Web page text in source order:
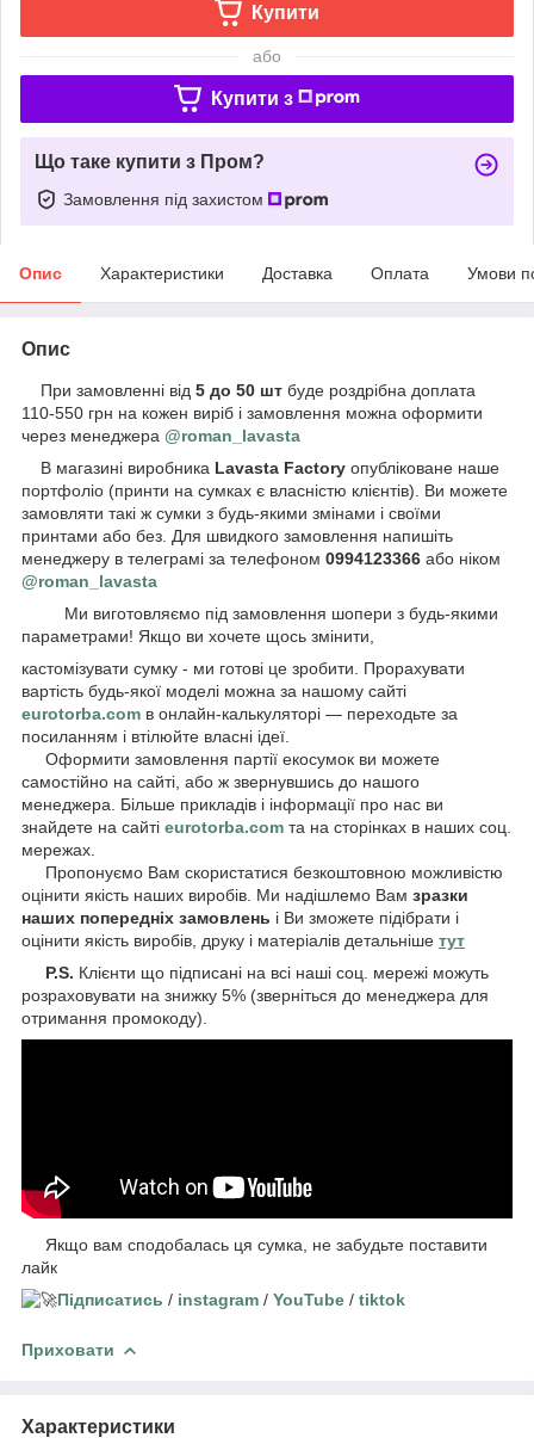
Купити
або
Купити з
Що таке купити з Пром?
Замовлення під захистом
Опис Характеристики Доставка Оплата Умови
Опис
При замовленні від 5 до 50 шт буде роздрібна доплата
110-550 грн на кожен виріб і замовлення можна оформити
через менеджера @roman_lavasta
В магазині виробника Lavasta Factory опубліковане наше
портфоліо (принти на сумках є власністю клієнтів). Ви можете
замовляти такі ж сумки з будь-якими змінами і своїми
принтами або без. Для швидкого замовлення напишіть
менеджеру в телеграмі за телефоном 0994123366 або ніком
@roman_lavasta
Ми виготовляємо під замовлення шопери з будь-якими
параметрами! Якщо ви хочете щось змінити,
кастомізувати сумку - ми готові це зробити. Прорахувати
вартість будь-якої моделі можна за нашому сайті
eurotorba.com в онлайн-калькуляторі — переходьте за
посиланням і втілюйте власні ідеї.
Оформити замовлення партії екосумок ви можете
самостійно на сайті, або ж звернувшись до нашого
менеджера. Більше прикладів і інформації про нас ви
знайдете на сайті eurotorba.com та на сторінках в наших соц.
мережах.
Пропонуємо Вам скористатися безкоштовною можливістю
оцінити якість наших виробів. Ми надішлемо Вам зразки
наших попередніх замовлень і Ви зможете підібрати і
оцінити якість виробів, друку і матеріалів детальніше тут
P.S. Клієнти що підписані на всі наші соц. мережі можуть
розраховувати на знижку 5% (зверніться до менеджера для
отримання промокоду).
Якщо вам сподобалась ця сумка, не забудьте поставити
лайк
Підписатись / instagram / YouTube / tiktok
Приховати
Характеристики